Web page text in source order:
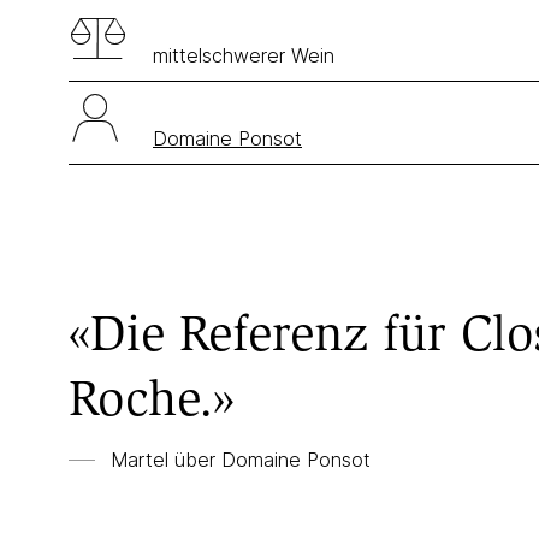
mittelschwerer Wein
Domaine Ponsot
«Die Referenz für
Roche.»
Martel über Domaine Ponsot